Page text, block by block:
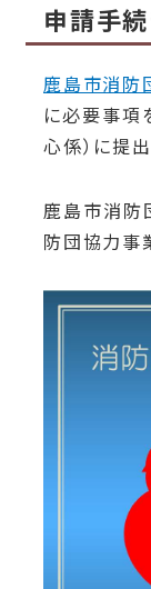
申請手
鹿島市消防
に必要事項
心係）に提出
鹿島市消防
防団協力事